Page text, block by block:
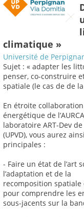
climatique »
Université de
Sujet : « adapter les
penser, co-construire
spatiale (le cas de de
En étroite
énergétique de
laboratoire ART-Dev
(UPVD), vous aurez
principales :
- Faire un état de l’art
l’adaptation et de la
recomposition
pour comprendre les
sous-jacents sur la